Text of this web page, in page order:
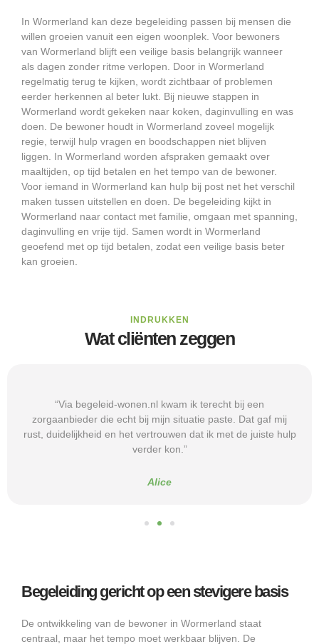
In Wormerland kan deze begeleiding passen bij mensen die
willen groeien vanuit een eigen woonplek. Voor bewoners
van Wormerland blijft een veilige basis belangrijk wanneer
als dagen zonder ritme verlopen. Door in Wormerland
regelmatig terug te kijken, wordt zichtbaar of problemen
eerder herkennen al beter lukt. Bij nieuwe stappen in
Wormerland wordt gekeken naar koken, daginvulling en was
doen. De bewoner houdt in Wormerland zoveel mogelijk
regie, terwijl hulp vragen en boodschappen niet blijven
liggen. In Wormerland worden afspraken gemaakt over
maaltijden, op tijd betalen en het tempo van de bewoner.
Voor iemand in Wormerland kan hulp bij post net het verschil
maken tussen uitstellen en doen. De begeleiding kijkt in
Wormerland naar contact met familie, omgaan met spanning,
daginvulling en vrije tijd. Samen wordt in Wormerland
geoefend met op tijd betalen, zodat een veilige basis beter
kan groeien.
INDRUKKEN
Wat cliënten zeggen
“Via begeleid-wonen.nl kwam ik terecht bij een
zorgaanbieder die echt bij mijn situatie paste. Dat gaf mij
rust, duidelijkheid en het vertrouwen dat ik met de juiste hulp
verder kon.”
Alice
Begeleiding gericht op een stevigere basis
De ontwikkeling van de bewoner in Wormerland staat
centraal, maar het tempo moet werkbaar blijven. De